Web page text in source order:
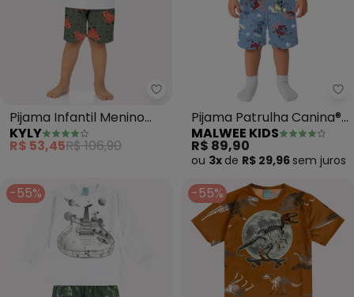
Kyly - Pijama Infantil Menino
Pijama Infantil Menino
Capivaras (Branco)
KYLY
R$ 53,45R$ 106,90
Pijama Patrulha Canina®
que Brilha No(Azul)
MALWEE KIDS
R$ 89,90
ou 3x de R$ 29,96 sem juros
-55% -55%